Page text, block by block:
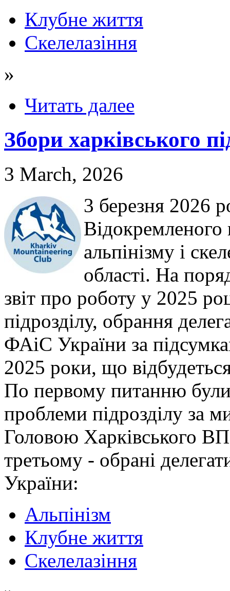
Клубне життя
Скелелазіння
»
Читать далее
Збори харківського
3 March, 2026
3 березня 2026
Відокремленого
альпінізму і
області. На
звіт про роботу у 2025
підрозділу, обрання
ФАіС України за
2025 роки, що
По первому питанню були
проблеми підрозділу за
Головою Харківського
третьому - обрані
України:
Альпінізм
Клубне життя
Скелелазіння